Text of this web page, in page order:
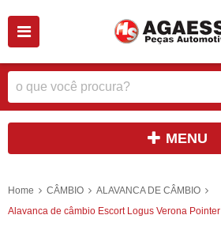
MENU
Home CÂMBIO
ALAVANCA DE CÂMBIO
Alavanca de câmbio Escort Logus Verona Pointer